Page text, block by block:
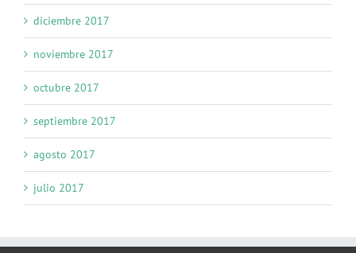
diciembre 2017
noviembre 2017
octubre 2017
septiembre 2017
agosto 2017
julio 2017